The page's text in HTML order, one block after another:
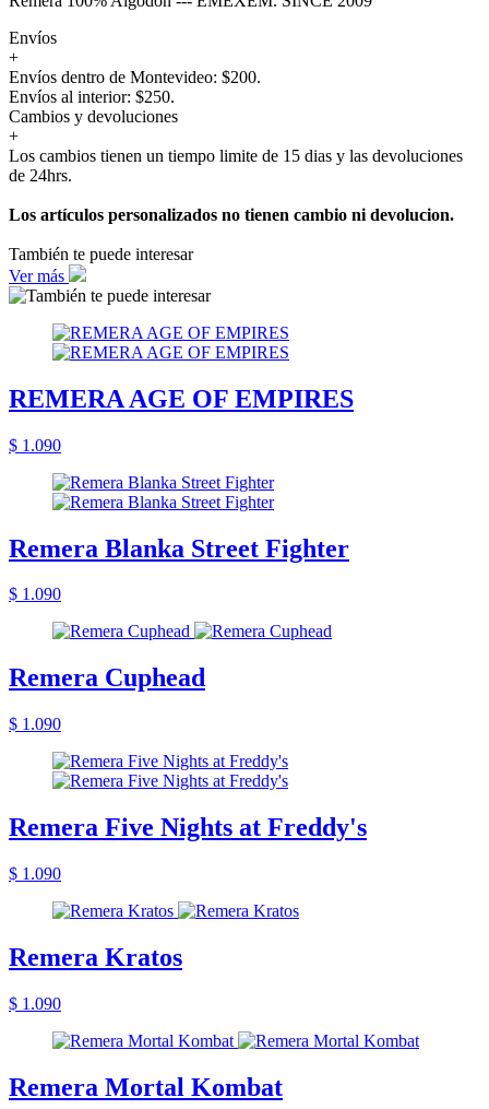
Envíos
+
Envíos dentro de Montevideo: $200.
Envíos al interior: $250.
Cambios y devoluciones
+
Los cambios tienen un tiempo limite de 15 dias y las devoluciones
de 24hrs.
Los artículos personalizados no tienen cambio ni devolucion.
También te puede interesar
Ver más
REMERA AGE OF EMPIRES
$ 1.090
Remera Blanka Street Fighter
$ 1.090
Remera Cuphead
$ 1.090
Remera Five Nights at Freddy's
$ 1.090
Remera Kratos
$ 1.090
Remera Mortal Kombat